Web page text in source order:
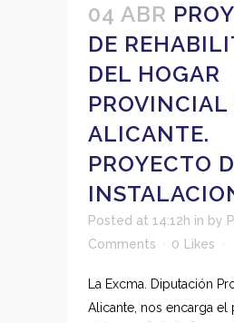
04 ABR
DE
DEL HOGAR
PROVINCIAL
ALICANTE.
PROYECTO
Posted at 14:12h in by
Comments
0 Likes
La Excma. Diputación
Alicante, nos encarga